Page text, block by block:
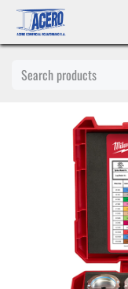
Ir al contenido